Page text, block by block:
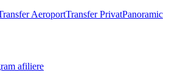
AeroportTransfer PrivatPanoramic
afiliere